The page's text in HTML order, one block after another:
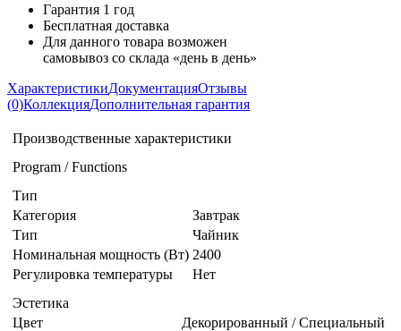
Гарантия 1 год
Бесплатная доставка
Для данного товара возможен
самовывоз со склада «день в день»
ХарактеристикиДокументацияОтзывы
(0)КоллекцияДополнительная гарантия
Производственные характеристики
Program / Functions
Тип
Категория
Завтрак
Тип
Чайник
Номинальная мощность (Вт) 2400
Регулировка температуры
Нет
Эстетика
Цвет
Декорированный / Специальный